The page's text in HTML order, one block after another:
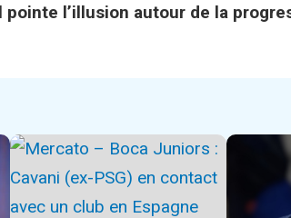
pointe l’illusion autour de la